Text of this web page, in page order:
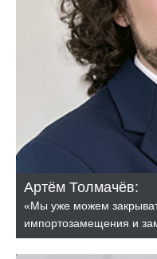
Артём Толмачёв:
«Мы уже можем
импортозамещения и